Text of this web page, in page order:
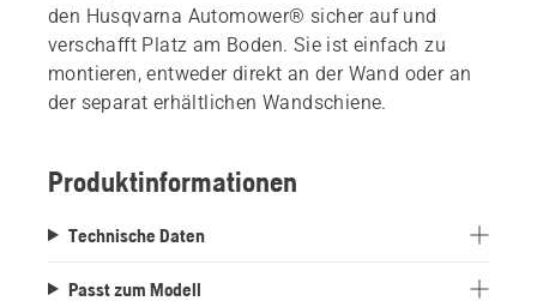
den Husqvarna Automower® sicher auf und
verschafft Platz am Boden. Sie ist einfach zu
montieren, entweder direkt an der Wand oder an
der separat erhältlichen Wandschiene.
Produktinformationen
Technische Daten
Passt zum Modell